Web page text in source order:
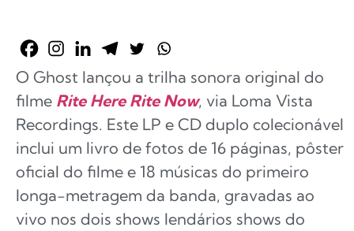
O Ghost lançou a trilha sonora original do
filme Rite Here Rite Now, via Loma Vista
Recordings. Este LP e CD duplo colecionável
inclui um livro de fotos de 16 páginas, pôster
oficial do filme e 18 músicas do primeiro
longa-metragem da banda, gravadas ao
vivo nos dois shows lendários shows do